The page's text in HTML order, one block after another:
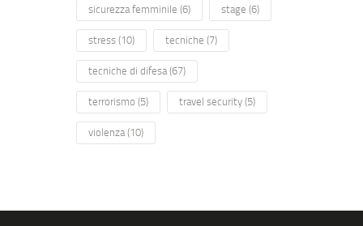
sicurezza femminile (6) stage (6)
stress(10) tecniche (7)
tecniche di difesa(67)
terrorismo (5) travel security(5)
violenza(10)